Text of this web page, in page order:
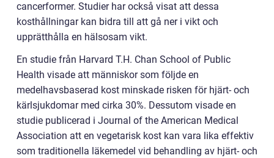
cancerformer. Studier har också visat att dessa
kosthållningar kan bidra till att gå ner i vikt och
upprätthålla en hälsosam vikt.
En studie från Harvard T.H. Chan School of Public
Health visade att människor som följde en
medelhavsbaserad kost minskade risken för hjärt- och
kärlsjukdomar med cirka 30%. Dessutom visade en
studie publicerad i Journal of the American Medical
Association att en vegetarisk kost kan vara lika effektiv
som traditionella läkemedel vid behandling av hjärt- och